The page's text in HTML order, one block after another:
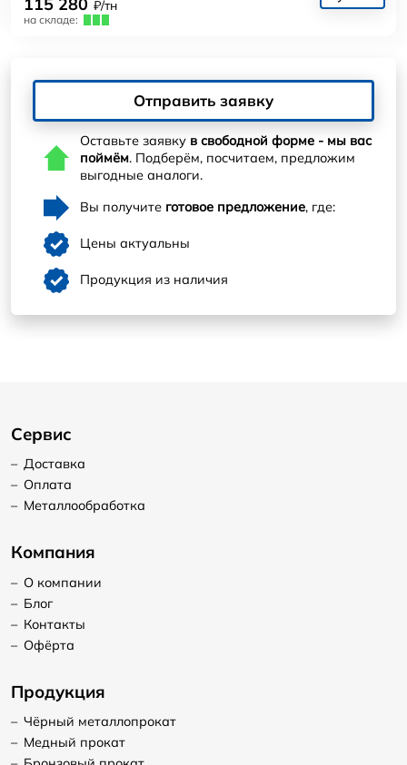
₽/тн
на складе:
Отправить заявку
Оставьте заявку в свободной форме - мы вас
поймём. Подберём, посчитаем, предложим
выгодные аналоги.
Вы получите готовое предложение, где:
Цены актуальны
Продукция из наличия
Сервис
– Доставка
– Оплата
– Металлообработка
Компания
– О компании
– Блог
– Контакты
– Офёрта
Продукция
– Чёрный металлопрокат
– Медный прокат